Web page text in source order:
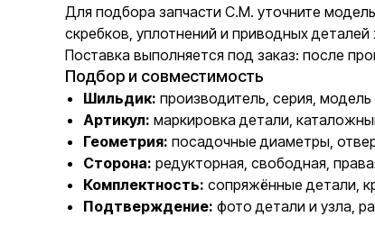
Для подбора запчасти C.M. уточните
скребков, уплотнений и приводных
Поставка выполняется под заказ: после
Подбор и совместимость
Шильдик: производитель, серия,
Артикул: маркировка детали,
Геометрия: посадочные диаметры,
Сторона: редукторная, свободная,
Комплектность: сопряжённые детали,
Подтверждение: фото детали и узла,